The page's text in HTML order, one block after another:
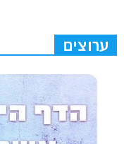
ערוצים